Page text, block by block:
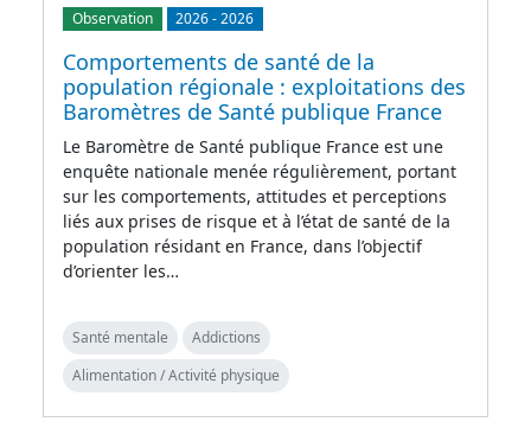
Observation 2026-2026
Comportements de santé de la
population régionale : exploitations des
Baromètres de Santé publique France
Le Baromètre de Santé publique France est une
enquête nationale menée régulièrement, portant
sur les comportements, attitudes et perceptions
liés aux prises de risque et à l’état de santé de la
population résidant en France, dans l’objectif
d’orienter les…
Santé mentale
Addictions
Alimentation / Activité physique